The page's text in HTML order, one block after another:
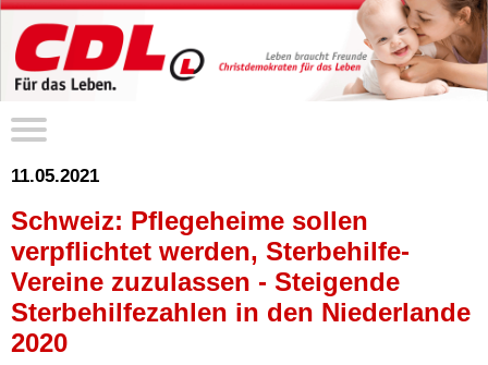
11.05.2021
Schweiz: Pflegeheime sollen
verpflichtet werden, Sterbehilfe-
Vereine zuzulassen - Steigende
Sterbehilfezahlen in den Niederlande
2020